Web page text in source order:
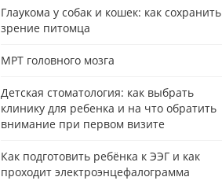
Глаукома у собак и кошек: как сохранить
зрение питомца
МРТ головного мозга
Детская стоматология: как выбрать
клинику для ребенка и на что обратить
внимание при первом визите
Как подготовить ребёнка к ЭЭГ и как
проходит электроэнцефалограмма